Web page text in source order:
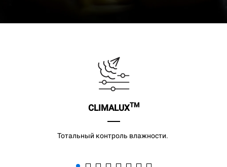
CLIMALUXTM
Тотальный контроль влажности.